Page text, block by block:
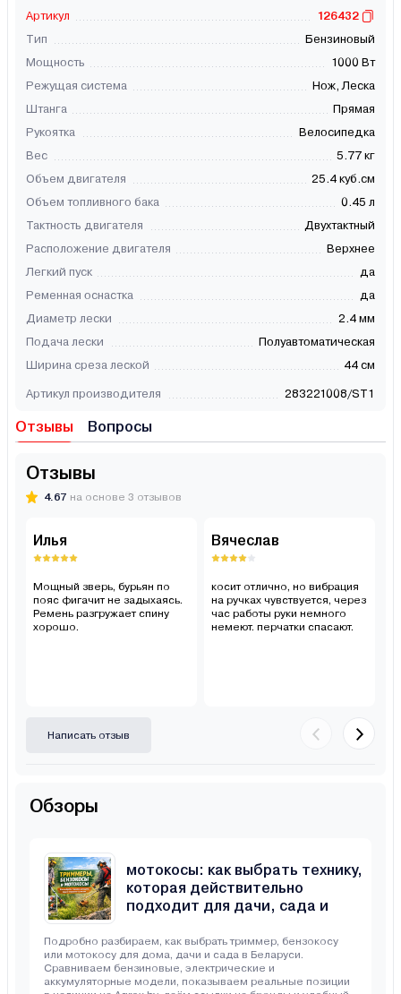
Артикул
126432
Тип
Бензиновый
Мощность
1000 Вт
Режущая система
Нож, Леска
Штанга
Прямая
Рукоятка
Велосипедка
Вес
5.77 кг
Объем двигателя
25.4 куб.см
Объем топливного бака
0.45 л
Тактность двигателя
Двухтактный
Расположение двигателя
Верхнее
Легкий пуск
да
Ременная оснастка
да
Диаметр лески
2.4 мм
Подача лески
Полуавтоматическая
Ширина среза леской
44 см
Артикул производителя 283221008/ST1
Отзывы Вопросы
Отзывы
4.67 на основе 3 отзывов
Илья
Мощный зверь, бурьян по
пояс фигачит не задыхаясь.
Ремень разгружает спину
хорошо.
Вячеслав
косит отлично, но вибрация
на ручках чувствуется, через
час работы руки немного
немеют. перчатки спасают.
Написать отзыв
Обзоры
мотокосы: как выбрать технику,
которая действительно
подходит для дачи, сада и
Подробно разбираем, как выбрать триммер, бензокосу
или мотокосу для дома, дачи и сада в Беларуси.
Сравниваем бензиновые, электрические и
аккумуляторные модели, показываем реальные позиции